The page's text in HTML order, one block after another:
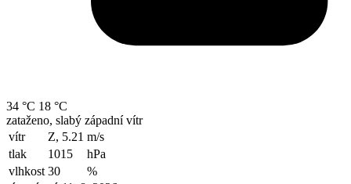
34 °C 18 °C
zataženo, slabý západní vítr
vítr
Z, 5.21 m/s
tlak
1015
hPa
vlhkost 30
%